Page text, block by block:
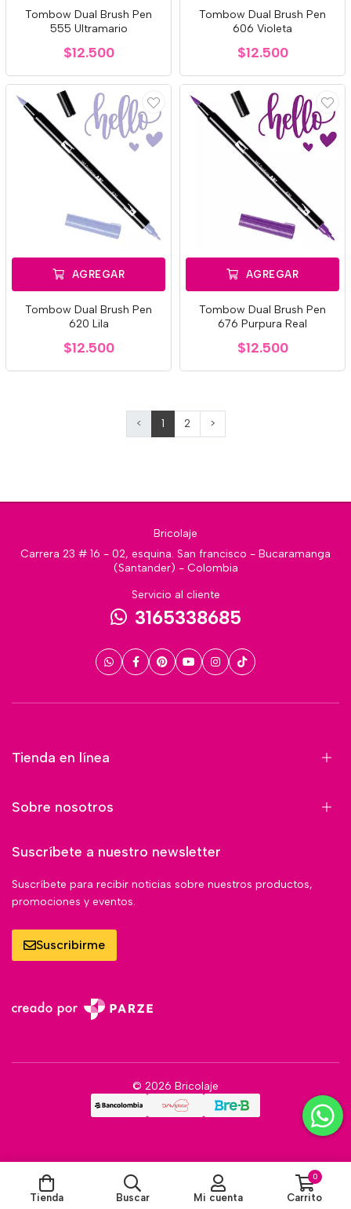
Tombow Dual Brush Pen
555 Ultramario
$12.500
Tombow Dual Brush Pen
606 Violeta
$12.500
AGREGAR
Tombow Dual Brush Pen
620 Lila
$12.500
AGREGAR
Tombow Dual Brush Pen
676 Purpura Real
$12.500
< 1 2 >
Bricolaje
Carrera 23 # 16 - 02, esquina. San francisco - Bucaramanga
(Santander) - Colombia
Servicio al cliente
3165338685
Tienda en línea
Sobre nosotros
Suscríbete a nuestro newsletter
Suscríbete para recibir noticias sobre nuestros productos,
promociones y eventos.
Suscribirme
© 2026 Bricolaje
Tienda Buscar Mi cuenta
0
Carrito